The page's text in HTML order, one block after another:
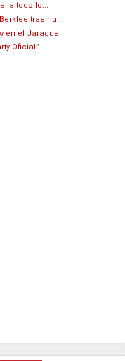
a todo lo...
trae nu...
en el Jaragua
Oficial”...